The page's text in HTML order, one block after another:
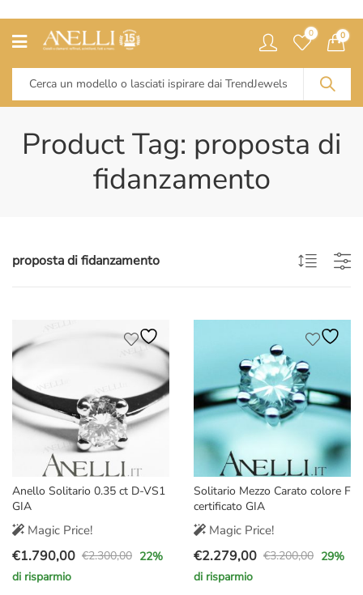
0 0
Product Tag: proposta di
fidanzamento
proposta di fidanzamento
Anello Solitario 0.35 ct D-VS1
GIA
Magic Price!
€2.300,00
Il
prezzo
€1.790,00
Il
prezzo
22%
di risparmio
Solitario Mezzo Carato colore F
certificato GIA
Magic Price!
€3.200,00
Il
prezzo
€2.279,00
Il
prezzo
29%
di risparmio